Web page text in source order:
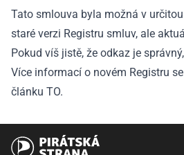
Tato smlouva byla možná v
staré verzi Registru smluv, ale
Pokud víš jistě, že odkaz je
Více informací o novém Registru
článku TO.